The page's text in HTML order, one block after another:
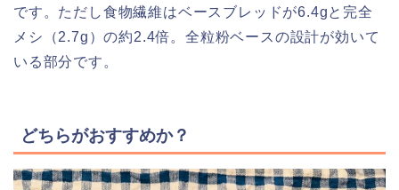
です。ただし食物繊維はベースブレッドが6.4gと完全
メシ（2.7g）の約2.4倍。全粒粉ベースの設計が効いて
いる部分です。
どちらがおすすめか？